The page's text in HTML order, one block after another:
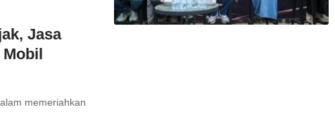
Jasa
memeriahkan